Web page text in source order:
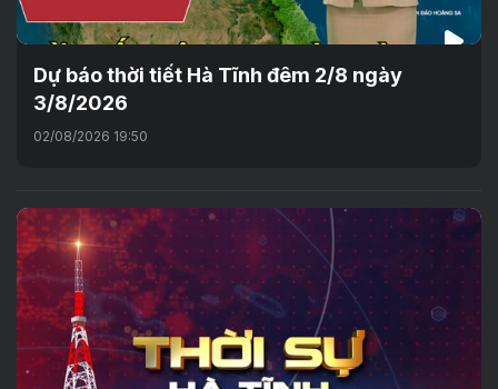
Dự báo thời tiết Hà Tĩnh đêm 2/8 ngày
3/8/2026
02/08/2026 19:50